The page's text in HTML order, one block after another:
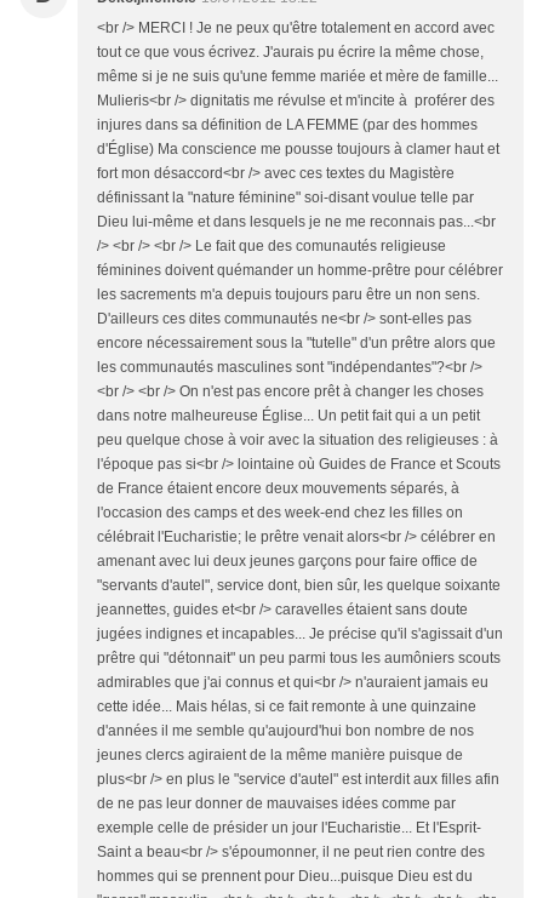
<br /> MERCI ! Je ne peux qu'être totalement en accord avec
tout ce que vous écrivez. J'aurais pu écrire la même chose,
même si je ne suis qu'une femme mariée et mère de famille...
Mulieris<br /> dignitatis me révulse et m'incite à proférer des
injures dans sa définition de LA FEMME (par des hommes
d'Église) Ma conscience me pousse toujours à clamer haut et
fort mon désaccord<br /> avec ces textes du Magistère
définissant la "nature féminine" soi-disant voulue telle par
Dieu lui-même et dans lesquels je ne me reconnais pas...<br
/> <br /> <br /> Le fait que des comunautés religieuse
féminines doivent quémander un homme-prêtre pour célébrer
les sacrements m'a depuis toujours paru être un non sens.
D'ailleurs ces dites communautés ne<br /> sont-elles pas
encore nécessairement sous la "tutelle" d'un prêtre alors que
les communautés masculines sont "indépendantes"?<br />
<br /> <br /> On n'est pas encore prêt à changer les choses
dans notre malheureuse Église... Un petit fait qui a un petit
peu quelque chose à voir avec la situation des religieuses : à
l'époque pas si<br /> lointaine où Guides de France et Scouts
de France étaient encore deux mouvements séparés, à
l'occasion des camps et des week-end chez les filles on
célébrait l'Eucharistie; le prêtre venait alors<br /> célébrer en
amenant avec lui deux jeunes garçons pour faire office de
"servants d'autel", service dont, bien sûr, les quelque soixante
jeannettes, guides et<br /> caravelles étaient sans doute
jugées indignes et incapables... Je précise qu'il s'agissait d'un
prêtre qui "détonnait" un peu parmi tous les aumôniers scouts
admirables que j'ai connus et qui<br /> n'auraient jamais eu
cette idée... Mais hélas, si ce fait remonte à une quinzaine
d'années il me semble qu'aujourd'hui bon nombre de nos
jeunes clercs agiraient de la même manière puisque de
plus<br /> en plus le "service d'autel" est interdit aux filles afin
de ne pas leur donner de mauvaises idées comme par
exemple celle de présider un jour l'Eucharistie... Et l'Esprit-
Saint a beau<br /> s'époumonner, il ne peut rien contre des
hommes qui se prennent pour Dieu...puisque Dieu est du